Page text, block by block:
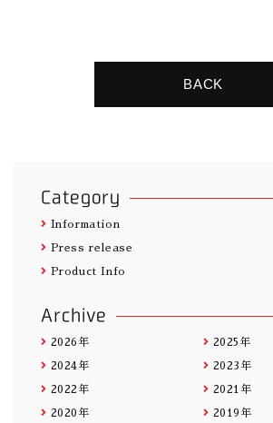
BACK
Category
Information
Press release
Product Info
Archive
2026年 2025年
2024年 2023年
2022年 2021年
2020年 2019年